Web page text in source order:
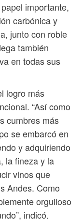
importante,
carbónica y
junto con roble
también
en todas sus
logro más
“Así como
cumbres más
se embarcó en
y adquiriendo
la fineza y la
vinos que
Andes. Como
orgulloso
indicó.